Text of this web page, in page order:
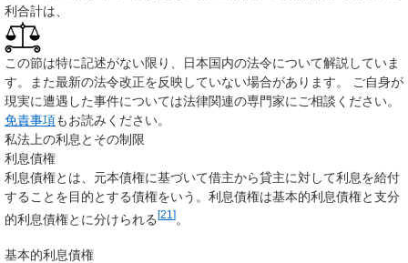
利合計は、
この節は特に記述がない限り、日本国内の法令について解説していま
す。また最新の法令改正を反映していない場合があります。
ご自身が
現実に遭遇した事件については法律関連の専門家にご相談ください。
免責事項もお読みください。
私法上の利息とその制限
利息債権
利息債権とは、元本債権に基づいて借主から貸主に対して利息を給付
することを目的とする債権をいう。利息債権は基本的利息債権と支分
的利息債権とに分けられる[21 ]。
基本的利息債権